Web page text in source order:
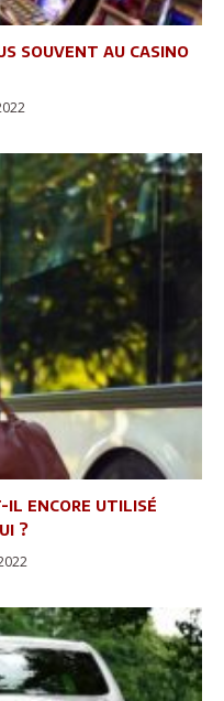
souvent au casino
il encore utilisé
?